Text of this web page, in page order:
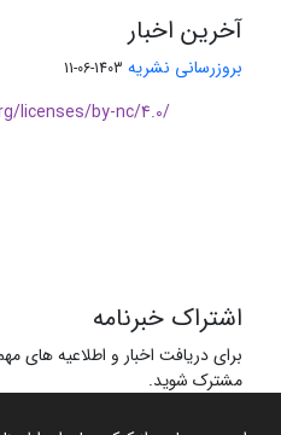
آخرین اخبار
بروزرسانی نشریه 1403-06-11
licenses/by-nc/4.0/
اشتراک خبرنامه
برای دریافت اخبار و اطلاعیه های
مشترک شوید.